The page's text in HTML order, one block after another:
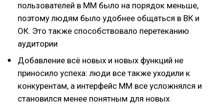
пользователей в ММ было на порядок меньше,
поэтому людям было удобнее общаться в ВК и
ОК. Это также способствовало перетеканию
аудитории
Добавление всё новых и новых функций не
приносило успеха: люди все также уходили к
конкурентам, а интерфейс ММ все усложнялся и
становился менее понятным для новых